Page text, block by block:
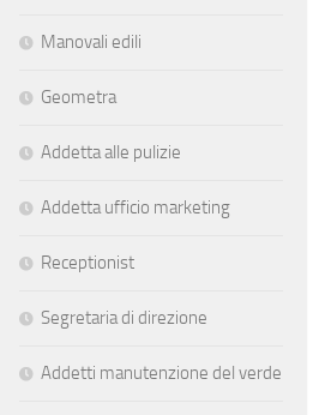
Manovali edili
Geometra
Addetta alle pulizie
Addetta ufficio marketing
Receptionist
Segretaria di direzione
Addetti manutenzione del verde